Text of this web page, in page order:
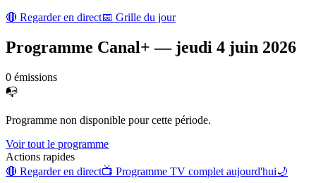
🔴 Regarder en direct📅 Grille du jour
Programme Canal+ — jeudi 4 juin 2026
0 émissions
📭
Programme non disponible pour cette période.
Voir tout le programme
Actions rapides
🔴 Regarder en direct📺 Programme TV complet aujourd'hui🌙